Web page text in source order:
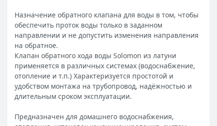
Назначение обратного клапана для воды в том, чтобы
обеспечить проток воды только в заданном
направлении и не допустить изменения направления
на обратное.
Клапан обратного хода воды Solomon из латуни
применяется в различных системах (водоснабжение,
отопление и т.п.) Характеризуется простотой и
удобством монтажа на трубопровод, надёжностью и
длительным сроком эксплуатации.
Предназначен для домашнего водоснабжения,